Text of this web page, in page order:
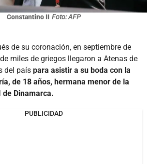
Constantino II Foto: AFP
de su coronación, en septiembre de
miles de griegos llegaron a Atenas de
del país para asistir a su boda con la
de 18 años, hermana menor de la
Dinamarca.
PUBLICIDAD